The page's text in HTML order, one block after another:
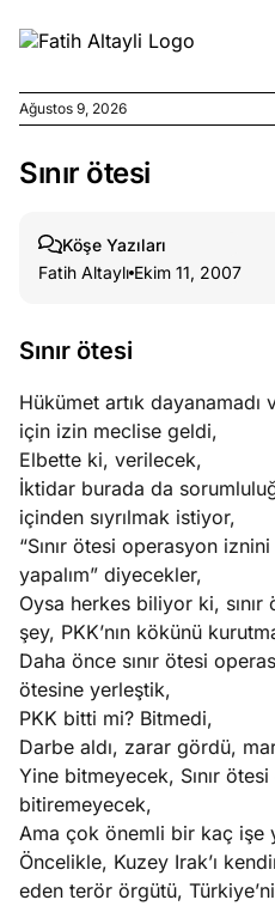
Ağustos
değil
Ağustos
7, 2026
kirli
kimler
Ağustos
6, 2026
yasalar
Köşe
Yazıları
Ağustos 9, 2026
Sınır ötesi
Köşe Yazıları
Fatih Altaylı Ekim 11, 2007
Sınır ötesi
Hükümet artık dayanamadı
için izin meclise geldi,
Elbette ki, verilecek,
İktidar burada da
içinden sıyrılmak istiyor,
“Sınır ötesi operasyon
yapalım” diyecekler,
Oysa herkes biliyor ki,
şey, PKK’nın kökünü
Daha önce sınır ötesi
ötesine yerleştik,
PKK bitti mi? Bitmedi,
Darbe aldı, zarar gördü,
Yine bitmeyecek, Sınır
bitiremeyecek,
Ama çok önemli bir kaç işe
Öncelikle, Kuzey Irak’ı
eden terör örgütü,